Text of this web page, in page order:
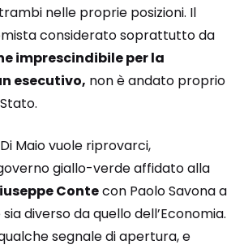
nelle proprie posizioni. Il
considerato soprattutto da
imprescindibile per la
esecutivo, non è andato proprio
Maio vuole riprovarci,
giallo-verde affidato alla
Contecon Paolo Savona a
diverso da quello dell’Economia.
segnale di apertura, e